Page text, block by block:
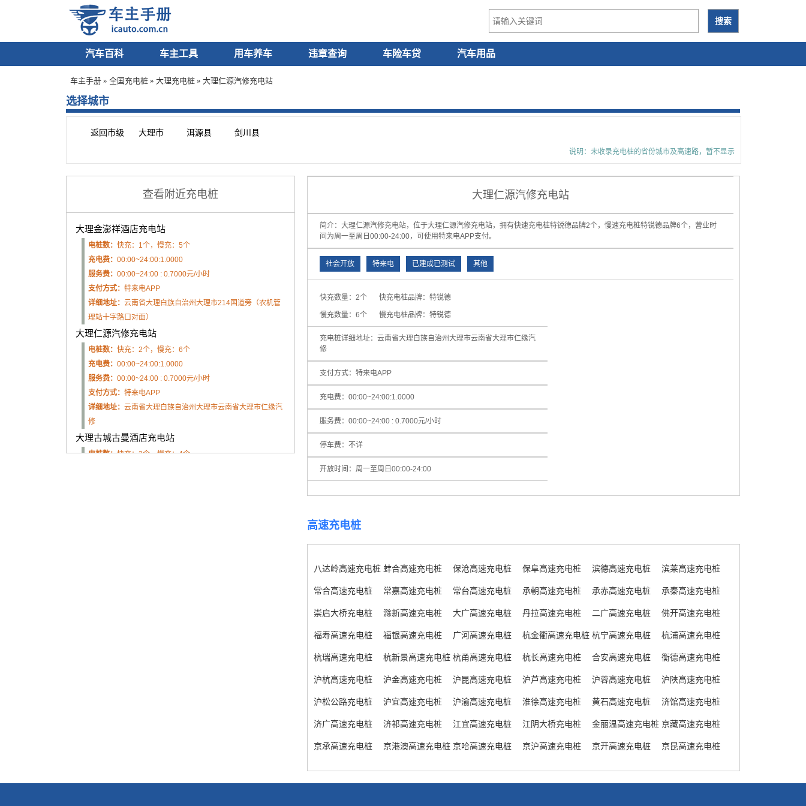
汽车百科 车主工具 用车养车 违章查询 车险车贷 汽车用品
车主手册 » 全国充电桩 » 大理充电桩 » 大理仁源汽修充电站
选择城市
返回市级 大理市 洱源县 剑川县
说明：未收录充电桩的省份城市及高速路，暂不显示
查看附近充电桩
大理金澎祥酒店充电站
电桩数： 快充：1个，慢充：5个
充电费： 00:00~24:00:1.0000
服务费： 00:00~24:00 : 0.7000元/小时
支付方式： 特来电APP
详细地址： 云南省大理白族自治州大理市214国道旁（农机管
理站十字路口对面）
大理仁源汽修充电站
电桩数： 快充：2个，慢充：6个
充电费： 00:00~24:00:1.0000
服务费： 00:00~24:00 : 0.7000元/小时
支付方式： 特来电APP
详细地址： 云南省大理白族自治州大理市云南省大理市仁缘汽
修
大理古城古曼酒店充电站
电桩数：快充：2个，慢充：4个
详细地址：云南省大理白族自治州大理市古城区大理古城南门
大理仁源汽修充电站
简介：大理仁源汽修充电站，位于大理仁源汽修充电站，拥有快速充电桩特锐德品牌2个，慢速充电桩特锐德品牌6个，营业时
间为周一至周日00:00-24:00，可使用特来电APP支付。
社会开放 特来电 已建成已测试 其他
快充数量：2个 快充电桩品牌：特锐德
慢充数量：6个 慢充电桩品牌：特锐德
充电桩详细地址：云南省大理白族自治州大理市云南省大理市仁缘汽
修
支付方式：特来电APP
充电费：00:00~24:00:1.0000
服务费：00:00~24:00 : 0.7000元/小时
停车费：不详
开放时间：周一至周日00:00-24:00
高速充电桩
八达岭高速充电桩 蚌合高速充电桩 保沧高速充电桩 保阜高速充电桩 滨德高速充电桩 滨莱高速充电桩
常合高速充电桩 常嘉高速充电桩 常台高速充电桩 承朝高速充电桩 承赤高速充电桩 承秦高速充电桩
崇启大桥充电桩 滁新高速充电桩 大广高速充电桩 丹拉高速充电桩 二广高速充电桩 佛开高速充电桩
福寿高速充电桩 福银高速充电桩 广河高速充电桩 杭金衢高速充电桩 杭宁高速充电桩 杭浦高速充电桩
杭瑞高速充电桩 杭新景高速充电桩 杭甬高速充电桩 杭长高速充电桩 合安高速充电桩 衡德高速充电桩
沪杭高速充电桩 沪金高速充电桩 沪昆高速充电桩 沪芦高速充电桩 沪蓉高速充电桩 沪陕高速充电桩
沪松公路充电桩 沪宜高速充电桩 沪渝高速充电桩 淮徐高速充电桩 黄石高速充电桩 济馆高速充电桩
济广高速充电桩 济祁高速充电桩 江宜高速充电桩 江阴大桥充电桩 金丽温高速充电桩 京藏高速充电桩
京承高速充电桩 京港澳高速充电桩 京哈高速充电桩 京沪高速充电桩 京开高速充电桩 京昆高速充电桩